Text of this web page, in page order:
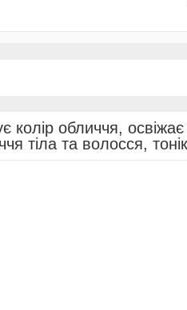
колір обличчя, освіжає
тіла та волосся,